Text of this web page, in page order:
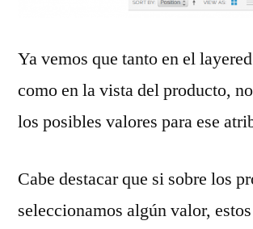
Ya vemos que tanto en el
como en la vista del producto,
los posibles valores para ese
Cabe destacar que si sobre los
seleccionamos algún valor,